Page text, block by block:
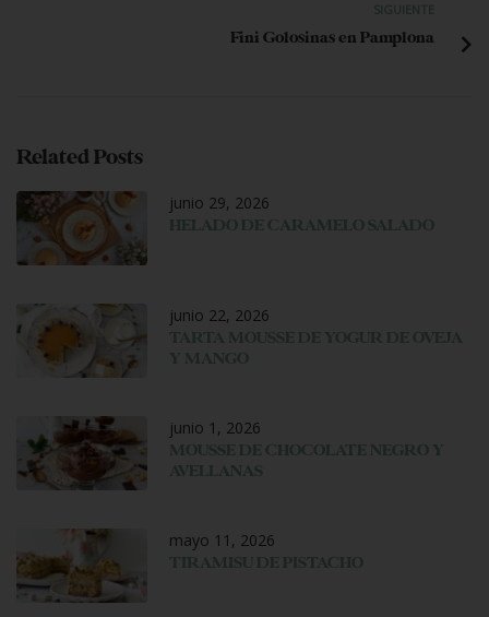
SIGUIENTE
Fini Golosinas en Pamplona
Related Posts
junio 29, 2026
HELADO DE CARAMELO SALADO
junio 22, 2026
TARTA MOUSSE DE YOGUR DE OVEJA
Y MANGO
junio 1, 2026
MOUSSE DE CHOCOLATE NEGRO Y
AVELLANAS
mayo 11, 2026
TIRAMISU DE PISTACHO